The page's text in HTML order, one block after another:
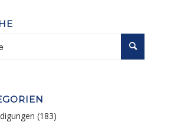
(183)